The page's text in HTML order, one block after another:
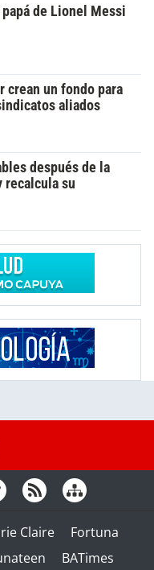
de Lionel Messi
crean un fondo para
aliados
después de la
recalcula su
Claire
Fortuna
BATimes